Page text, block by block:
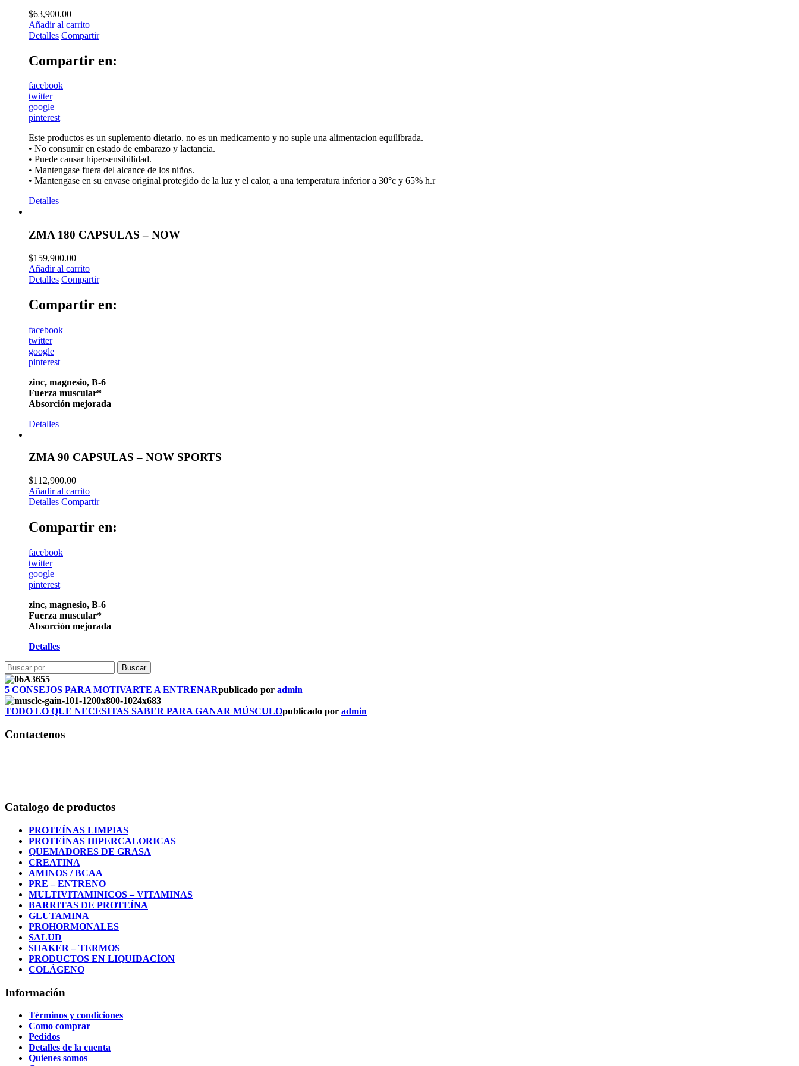
$63,900.00
Añadir al carrito
Detalles Compartir
Compartir en:
facebook
twitter
google
pinterest
Este productos es un suplemento dietario. no es un medicamento y no suple una alimentacion equilibrada.
• No consumir en estado de embarazo y lactancia.
• Puede causar hipersensibilidad.
• Mantengase fuera del alcance de los niños.
• Mantengase en su envase original protegido de la luz y el calor, a una temperatura inferior a 30°c y 65% h.r
Detalles
ZMA 180 CAPSULAS – NOW
$159,900.00
Añadir al carrito
Detalles Compartir
Compartir en:
facebook
twitter
google
pinterest
zinc, magnesio, B-6
Fuerza muscular*
Absorción mejorada
Detalles
ZMA 90 CAPSULAS – NOW SPORTS
$112,900.00
Añadir al carrito
Detalles Compartir
Compartir en:
facebook
twitter
google
pinterest
zinc, magnesio, B-6
Fuerza muscular*
Absorción mejorada
Detalles
5 CONSEJOS PARA MOTIVARTE A ENTRENARpublicado por admin
TODO LO QUE NECESITAS SABER PARA GANAR MÚSCULOpublicado por admin
Contactenos
Catalogo de productos
PROTEÍNAS LIMPIAS
PROTEÍNAS HIPERCALORICAS
QUEMADORES DE GRASA
CREATINA
AMINOS / BCAA
PRE – ENTRENO
MULTIVITAMINICOS – VITAMINAS
BARRITAS DE PROTEÍNA
GLUTAMINA
PROHORMONALES
SALUD
SHAKER – TERMOS
PRODUCTOS EN LIQUIDACÍON
COLÁGENO
Información
Términos y condiciones
Como comprar
Pedidos
Detalles de la cuenta
Quienes somos